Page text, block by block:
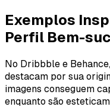
Exemplos
Perfil Bem-
No Dribbble e
destacam por sua
imagens conseguem
enquanto são